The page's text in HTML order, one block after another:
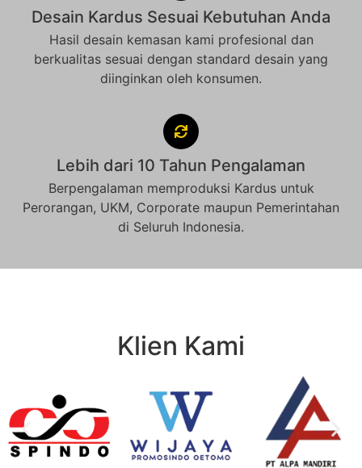
Desain Kardus Sesuai Kebutuhan Anda
Hasil desain kemasan kami profesional dan
berkualitas sesuai dengan standard desain yang
diinginkan oleh konsumen.
Lebih dari 10 Tahun Pengalaman
Berpengalaman memproduksi Kardus untuk
Perorangan, UKM, Corporate maupun Pemerintahan
di Seluruh Indonesia.
Klien Kami